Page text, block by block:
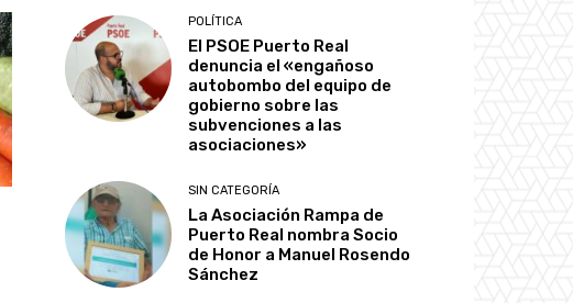
POLÍTICA
El PSOE Puerto Real
denuncia el «engañoso
autobombo del equipo de
gobierno sobre las
subvenciones a las
asociaciones»
SIN CATEGORÍA
La Asociación Rampa de
Puerto Real nombra Socio
de Honor a Manuel Rosendo
Sánchez